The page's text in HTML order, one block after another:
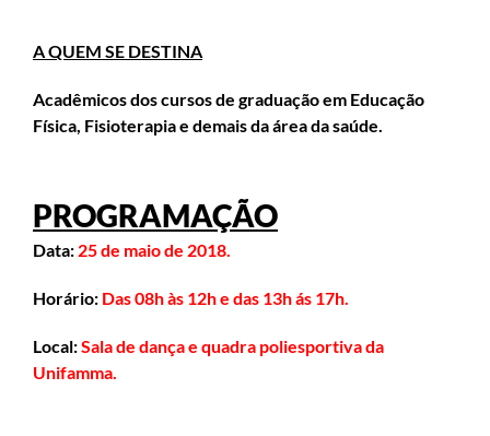
A QUEM SE DESTINA
Acadêmicos dos cursos de graduação em Educação
Física, Fisioterapia e demais da área da saúde.
PROGRAMAÇÃO
Data: 25 de maio de 2018.
Horário: Das 08h às 12h e das 13h ás 17h.
Local:Sala de dança e quadra poliesportiva da
Unifamma.